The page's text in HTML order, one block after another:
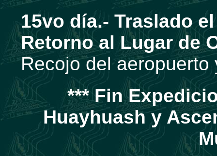
15vo día.- Traslado
Retorno al Lugar de
Recojo del
*** Fin
Huayhuash y